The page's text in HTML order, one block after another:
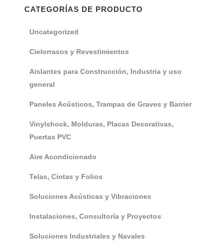
CATEGORÍAS DE PRODUCTO
Uncategorized
Cielorrasos y Revestimientos
Aislantes para Construcción, Industria y uso
general
Paneles Acústicos, Trampas de Graves y Barrier
Vinylshock, Molduras, Placas Decorativas,
Puertas PVC
Aire Acondicionado
Telas, Cintas y Folios
Soluciones Acústicas y Vibraciones
Instalaciones, Consultoría y Proyectos
Soluciones Industriales y Navales